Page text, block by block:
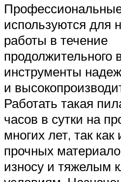
используются для
работы в течение
продолжительного
инструменты
и
Работать такая
часов в сутки на
многих лет, так как
прочных
износу и тяжелым